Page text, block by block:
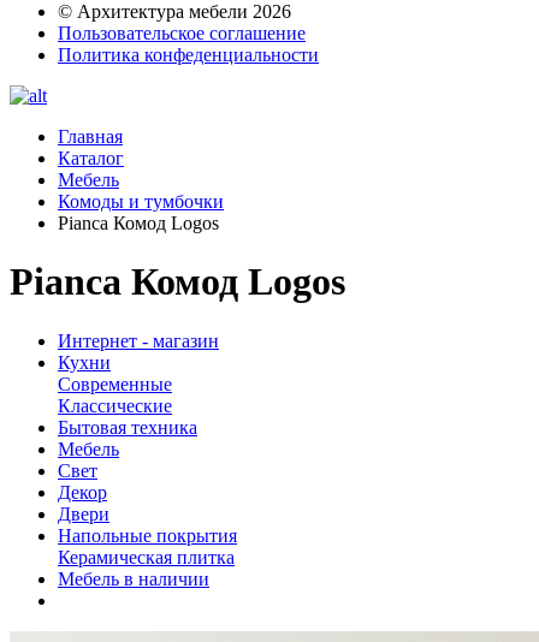
© Архитектура мебели 2026
Пользовательское соглашение
Политика конфеденциальности
Главная
Каталог
Мебель
Комоды и тумбочки
Pianca Комод Logos
Pianca Комод Logos
Интернет - магазин
Кухни
Современные
Классические
Бытовая техника
Мебель
Свет
Декор
Двери
Напольные покрытия
Керамическая плитка
Мебель в наличии